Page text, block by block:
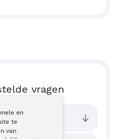
en
te
van
vragen
ik terecht?